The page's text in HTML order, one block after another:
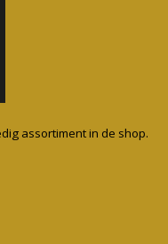
assortiment in de shop.